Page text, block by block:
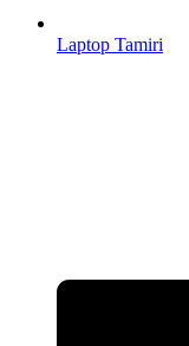
Laptop Tamiri